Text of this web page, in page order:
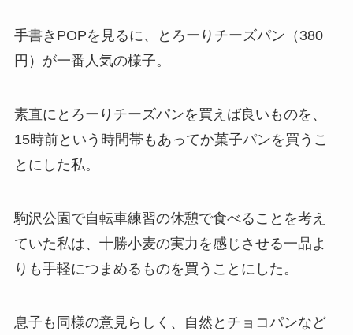
手書きPOPを見るに、とろーりチーズパン（380
円）が一番人気の様子。
素直にとろーりチーズパンを買えば良いものを、
15時前という時間帯もあってか菓子パンを買うこ
とにした私。
駒沢公園で自転車練習の休憩で食べることを考え
ていた私は、十勝小麦の実力を感じさせる一品よ
りも手軽につまめるものを買うことにした。
息子も同様の意見らしく、自然とチョコパンなど